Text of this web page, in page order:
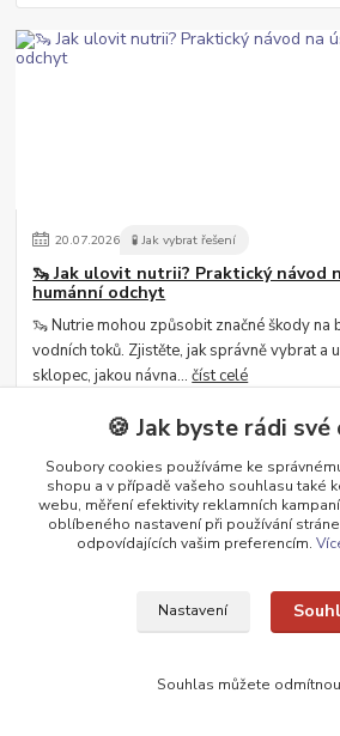
20.07.2026 🧪 Jak vybrat řešení
🦦 Jak ulovit nutrii? Praktický návod
humánní odchyt
🦦 Nutrie mohou způsobit značné škody na
vodních toků. Zjistěte, jak správně vybrat a
sklopec, jakou návna...číst celé
🧪 Jak vybrat řešení
které zvyšují šanci na úspěšný odchyt
🍪 Jak byste rádi své
Soubory cookies používáme ke
shopu a v případě vašeho souhlasu také
webu, měření efektivity reklamních
oblíbeného nastavení při používání
odpovídajících vašim preferencím.
Nastavení
Souhlas můžete